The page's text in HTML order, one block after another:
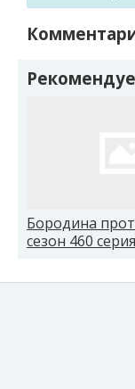
Бородина
сезон 460 серия